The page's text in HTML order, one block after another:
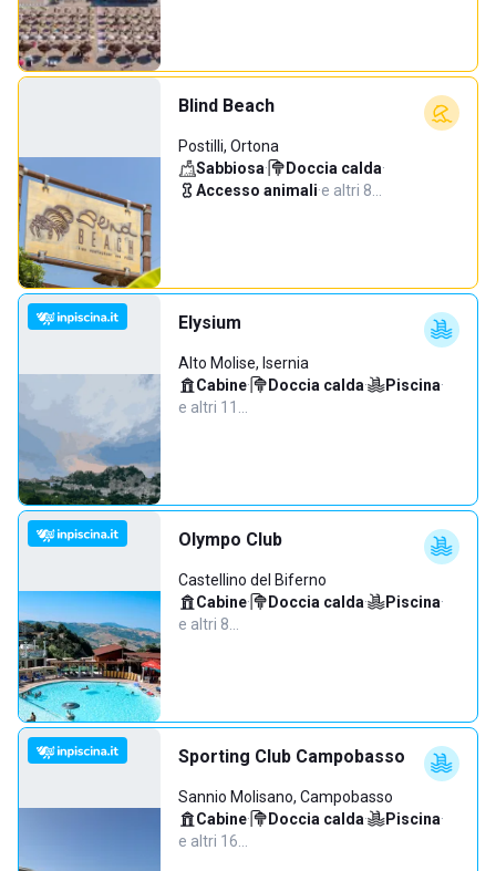
Blind Beach
Postilli, Ortona
Sabbiosa· Doccia calda·
Accesso animali·e altri 8…
Elysium
Alto Molise, Isernia
Cabine· Doccia calda· Piscina·
e altri 11…
Olympo Club
Castellino del Biferno
Cabine· Doccia calda· Piscina·
e altri 8…
Sporting Club Campobasso
Sannio Molisano, Campobasso
Cabine· Doccia calda· Piscina·
e altri 16…